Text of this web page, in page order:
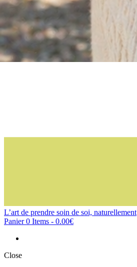
L’art de prendre soin de soi, naturellement
Panier 0 Items - 0.00€
Close